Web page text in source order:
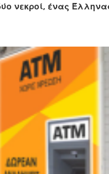
νεκροί, ένας